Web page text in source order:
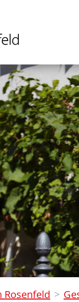
Rosenfeld